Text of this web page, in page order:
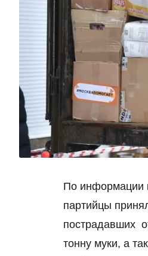
По информации
партийцы
пострадавших
тонну муки, а